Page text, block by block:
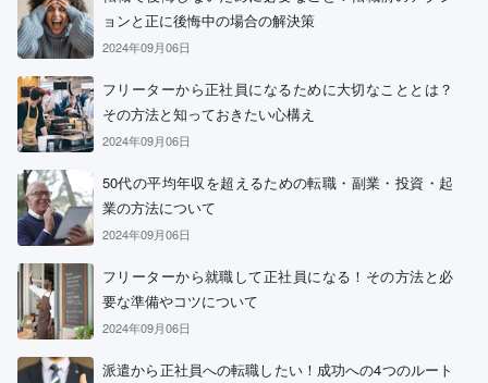
ョンと正に後悔中の場合の解決策
2024年09月06日
フリーターから正社員になるために大切なこととは？
その方法と知っておきたい心構え
2024年09月06日
50代の平均年収を超えるための転職・副業・投資・起
業の方法について
2024年09月06日
フリーターから就職して正社員になる！その方法と必
要な準備やコツについて
2024年09月06日
派遣から正社員への転職したい！成功への4つのルート